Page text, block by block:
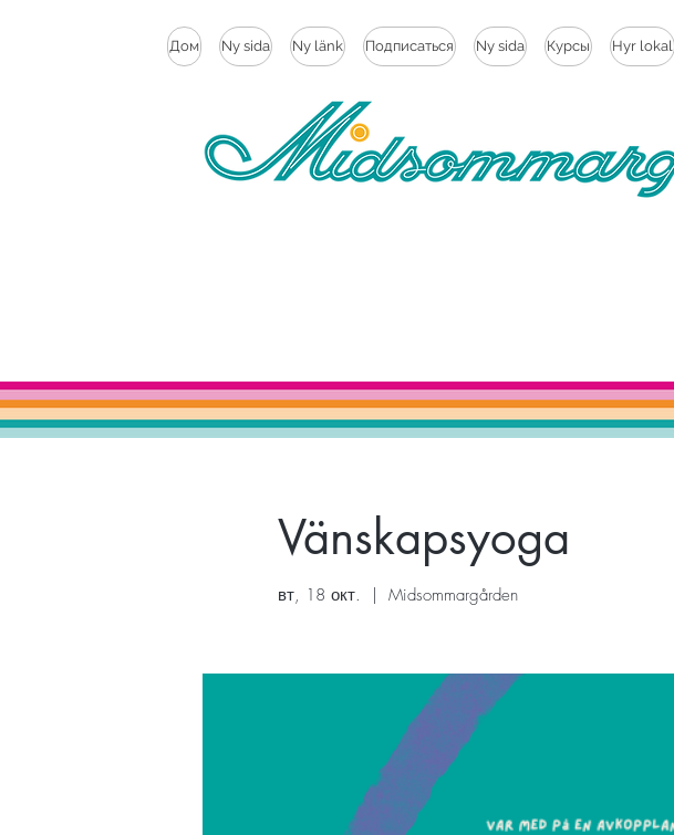
Дом Ny sida Ny länk Подписаться Ny sida Курсы Hyr lokal
Vänskapsyoga
вт, 18 окт.
  |
Midsommargården